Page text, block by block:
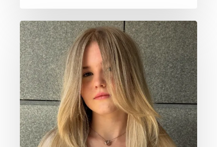
Blond
–
einfach
ein
Traum!
✨